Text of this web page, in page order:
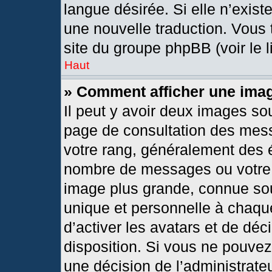
langue désirée. Si elle
une nouvelle traduction.
site du groupe phpBB (voir le
Haut
» Comment afficher une
Il peut y avoir deux images
page de consultation des
votre rang, généralement
nombre de messages ou
image plus grande, connue
unique et personnelle à
d’activer les avatars et de
disposition. Si vous ne
une décision de